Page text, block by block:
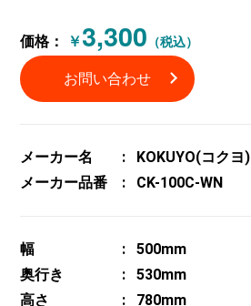
価格： ￥3,300 （税込）
お問い合わせ
メーカー名
KOKUYO(コクヨ)
メーカー品番
CK-100C-WN
幅
500mm
奥行き
530mm
高さ
780mm